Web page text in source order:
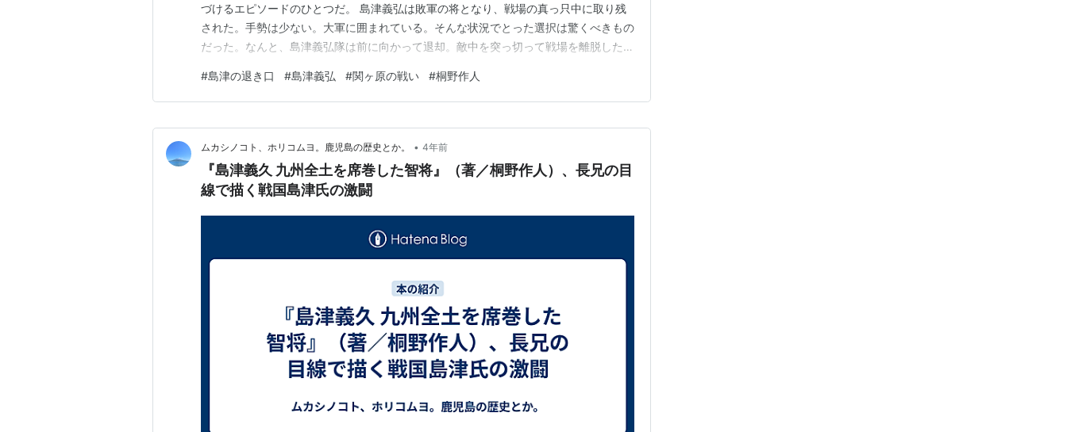
づけるエピソードのひとつだ。 島津義弘は敗軍の将となり、戦場の真っ只中に取り残
された。手勢は少ない。大軍に囲まれている。そんな状況でとった選択は驚くべきもの
だった。なんと、島津義弘隊は前に向かって退却。敵中を突っ切って戦場を離脱した。
すごく遠いのである。美濃国関ヶ原（現在の岐阜県不破郡関ケ原町）から大隅国富隈
（鹿児島県霧島市隼人町住吉）までの道程は100…
#島津の退き口 #島津義弘 #関ヶ原の戦い #桐野作人
ムカシノコト、ホリコムヨ。鹿児島の歴史とか。 • 4年前
『島津義久 九州全土を席巻した智将』（著／桐野作人）、長兄の目
線で描く戦国島津氏の激闘